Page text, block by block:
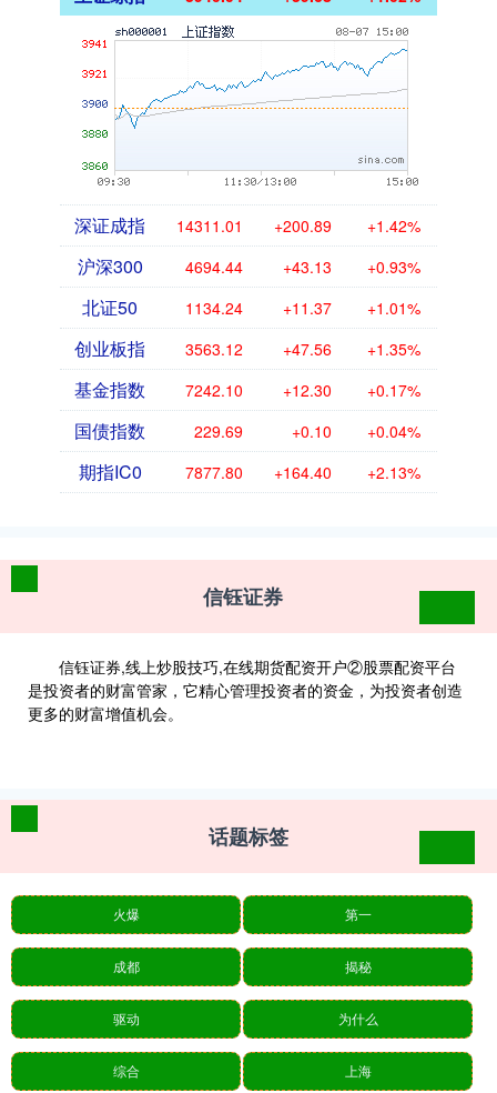
深证成指 14311.01 +200.89 +1.42%
沪深300 4694.44 +43.13 +0.93%
北证50 1134.24 +11.37 +1.01%
创业板指 3563.12 +47.56 +1.35%
基金指数 7242.10 +12.30 +0.17%
国债指数 229.69 +0.10 +0.04%
期指IC0 7877.80 +164.40 +2.13%
信钰证券
信钰证券,线上炒股技巧,在线期货配资开户②股票配资平台
是投资者的财富管家，它精心管理投资者的资金，为投资者创造
更多的财富增值机会。
话题标签
火爆 第一
成都 揭秘
驱动 为什么
综合 上海